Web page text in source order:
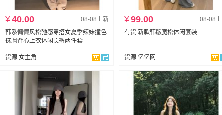
08-08上新
¥40.00
韩系慵懒风松弛感穿搭女夏季辣妹撞色
抹胸背心上衣休闲长裤两件套
货源 女主角服饰888
08-08
¥99.00
有货 新款韩版宽松休闲套装
货源 亿亿网红定制爆款